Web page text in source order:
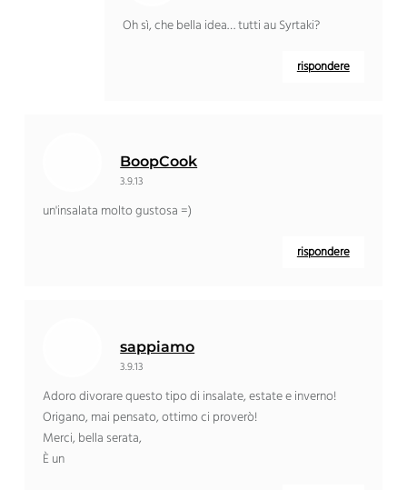
Oh sì, che bella idea… tutti au Syrtaki?
rispondere
BoopCook
3.9.13
un'insalata molto gustosa =)
rispondere
sappiamo
3.9.13
Adoro divorare questo tipo di insalate, estate e inverno!
Origano, mai pensato, ottimo ci proverò!
Merci, bella serata,
È un